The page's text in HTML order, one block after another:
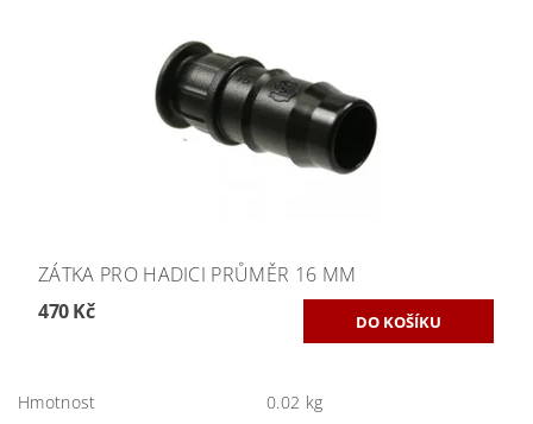
ZÁTKA PRO HADICI PRŮMĚR 16 MM
470 Kč
Hmotnost 0.02 kg